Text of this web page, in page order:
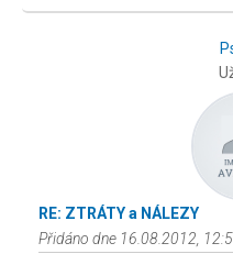
RE: ZTRÁTY a NÁLEZY
Přidáno dne 16.08.2012,